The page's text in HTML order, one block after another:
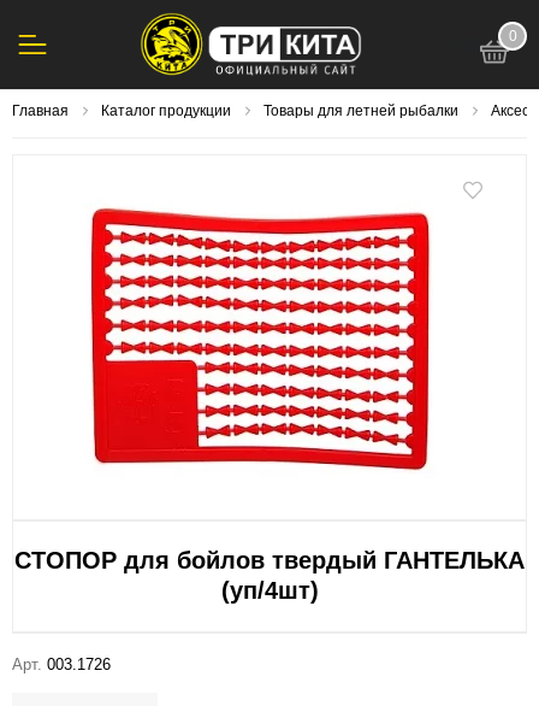
0
Главная Каталог продукции Товары для летней рыбалки
СТОПОР для бойлов твердый ГАНТЕЛЬКА
(уп/4шт)
Арт. 003.1726